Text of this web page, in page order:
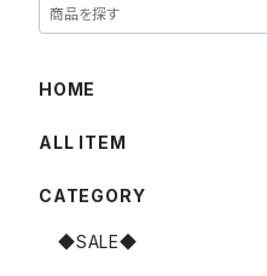
HOME
ALL ITEM
CATEGORY
◆SALE◆